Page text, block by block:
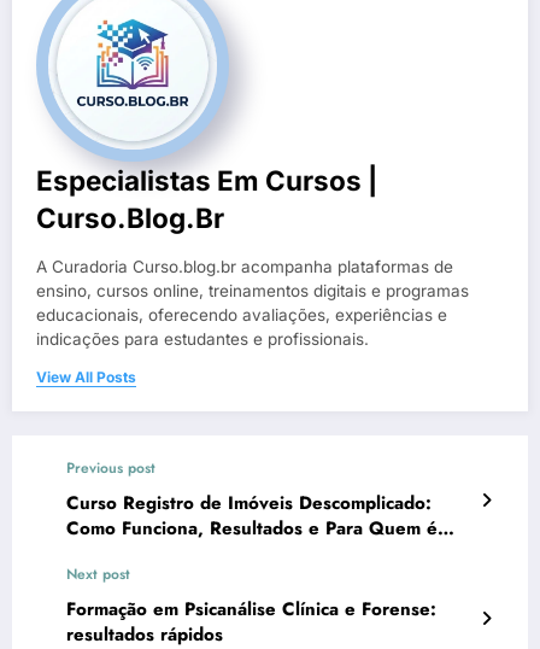
Especialistas Em Cursos |
Curso.blog.br
A Curadoria Curso.blog.br acompanha plataformas de
ensino, cursos online, treinamentos digitais e programas
educacionais, oferecendo avaliações, experiências e
indicações para estudantes e profissionais.
View All Posts
Previous post
Curso Registro de Imóveis Descomplicado:
Como Funciona, Resultados e Para Quem é
Next post
Formação em Psicanálise Clínica e Forense:
resultados rápidos